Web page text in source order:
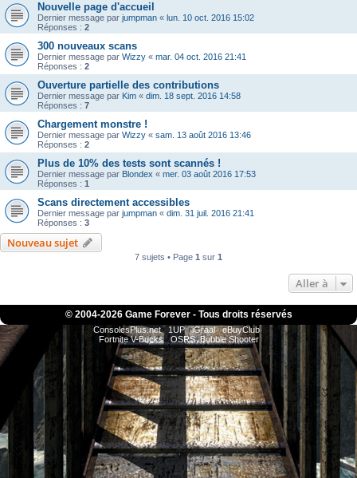
Nouvelle page d'accueil
Dernier message par jumpman « lun. 10 oct. 2016 15:02
Réponses : 2
300 nouveaux scans
Dernier message par Wizzy « mar. 04 oct. 2016 21:41
Réponses : 2
Ouverture partielle des contributions
Dernier message par Kim « dim. 18 sept. 2016 14:58
Réponses : 7
Chargement monstre !
Dernier message par Wizzy « sam. 13 août 2016 13:46
Réponses : 2
Plus de 10% des tests sont scannés !
Dernier message par Blondex « mer. 03 août 2016 17:53
Réponses : 1
Scans directement accessibles
Dernier message par jumpman « dim. 31 juil. 2016 21:41
Réponses : 3
Nouveau sujet
7 sujets • Page 1 sur 1
Aller à
© 2004-2026 Game Forever - Tous droits réservés
ConsolesPlus.net 1UP iGraal
eBuyClub
Fortnite V-Bucks
OSRS Bubble Shooter